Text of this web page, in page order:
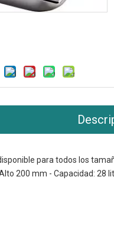
para todos los
200 mm - Capacidad: 28